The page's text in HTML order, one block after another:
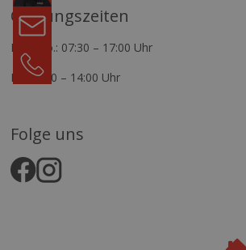
Team
Kontakt
+49
29219697330
Öffnungszeiten
Mo.–Do.: 07:30 – 17:00 Uhr
Fr.: 07:30 – 14:00 Uhr
Folge uns